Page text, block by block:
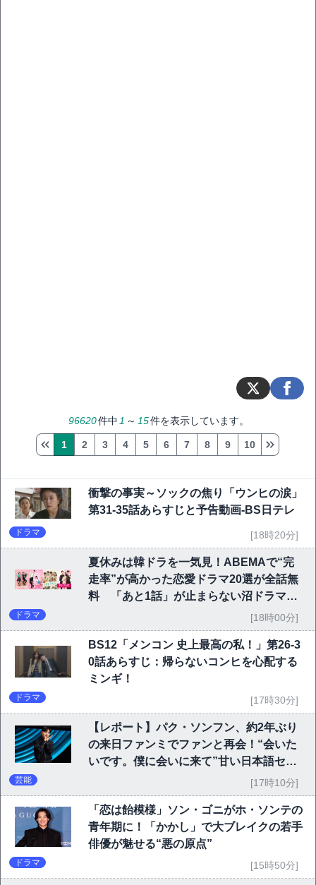
96620件中 1 ～ 15件を表示しています。
1 2 3 4 5 6 7 8 9 10
衝撃の事実～ソックの焦り「ウンヒの涙」
第31-35話あらすじと予告動画-BS日テレ
ドラマ [18時20分]
夏休みは韓ドラを一気見！ABEMAで“完
走率”が高かった恋愛ドラマ20選が全話無
料 「あと1話」が止まらない沼ドラマを
ドラマ [18時00分]
BS12「メンコン 史上最高の私！」第26-3
0話あらすじ：帰らないコンヒを心配する
ミンギ！
ドラマ [17時30分]
【レポート】パク・ソンフン、約2年ぶり
の来日ファンミでファンと再会！“会いた
いです。僕に会いに来て”甘い日本語セリ
芸能 [17時10分]
「恋は飴模様」ソン・ゴニがホ・ソンテの
青年期に！「かかし」で大ブレイクの若手
俳優が魅せる“悪の原点”
ドラマ [15時50分]